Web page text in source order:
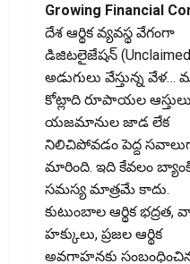
Growing Financial
దేశ ఆర్థిక వ్యవస్థ వేగంగా
డిజిటలైజేషన్‌
అడుగులు వేస్తున్న వేళ…
కోట్లాది రూపాయల ఆస్తులు
యజమానుల జాడ లేక
నిలిచిపోవడం పెద్ద
మారింది. ఇది కేవలం
సమస్య మాత్రమే కాదు.
కుటుంబాల ఆర్థిక భద్రత,
హక్కులు, ప్రజల ఆర్థిక
అవగాహనకు